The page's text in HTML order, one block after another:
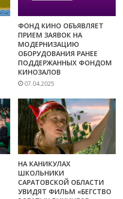
ФОНД КИНО ОБЪЯВЛЯЕТ
ПРИЕМ ЗАЯВОК НА
МОДЕРНИЗАЦИЮ
ОБОРУДОВАНИЯ РАНЕЕ
ПОДДЕРЖАННЫХ ФОНДОМ
КИНОЗАЛОВ
07.04.2025
НА КАНИКУЛАХ
ШКОЛЬНИКИ
САРАТОВСКОЙ ОБЛАСТИ
УВИДЯТ ФИЛЬМ «БЕГСТВО